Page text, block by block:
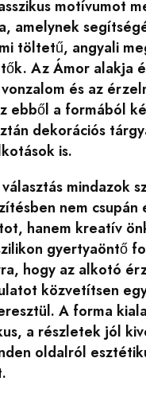
motívumot
amelynek
töltetű, angyali
Az Ámor alakja
és az
ebből a formából
dekorációs
is.
mindazok
nem csupán
hanem kreatív
gyertyaöntő
hogy az alkotó
közvetítsen
A forma
a részletek jól
oldalról